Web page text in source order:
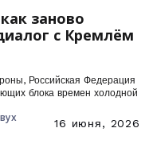
заново
с Кремлём
Российская Федерация
блока времен холодной
16 июня, 2026